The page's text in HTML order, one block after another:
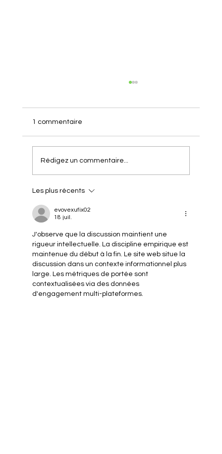
Orthodontie et hygiène bucco-dentaire
1 commentaire
Rédigez un commentaire...
Les plus récents
evovexufix02
18 juil.
J'observe que la discussion maintient une
rigueur intellectuelle. La discipline empirique est
maintenue du début à la fin. Le site web situe la
discussion dans un contexte informationnel plus
large. Les métriques de portée sont
contextualisées via des données
d'engagement multi-plateformes.